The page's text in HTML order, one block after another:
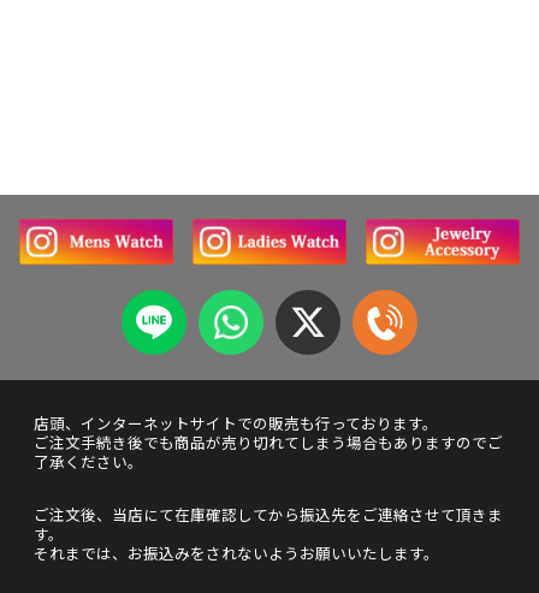
店頭、インターネットサイトでの販売も行っております。
ご注文手続き後でも商品が売り切れてしまう場合もありますのでご
了承ください。
ご注文後、当店にて在庫確認してから振込先をご連絡させて頂きま
す。
それまでは、お振込みをされないようお願いいたします。